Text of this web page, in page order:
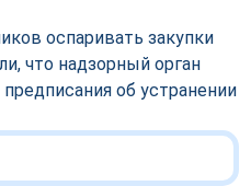
оспаривать закупки
что надзорный орган
об устранении